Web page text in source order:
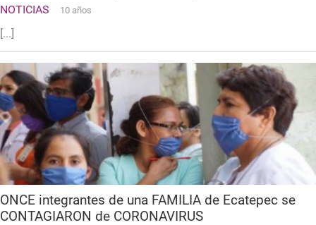
NOTICIAS 10 años
[...]
ONCE integrantes de una FAMILIA de Ecatepec se
CONTAGIARON de CORONAVIRUS